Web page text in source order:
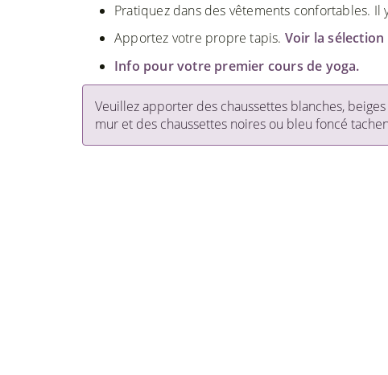
Pratiquez dans des vêtements confortables. Il
Apportez votre propre tapis. Voir la sélection
Info pour votre premier cours de yoga.
Veuillez apporter des chaussettes blanches,
mur et des chaussettes noires ou bleu foncé